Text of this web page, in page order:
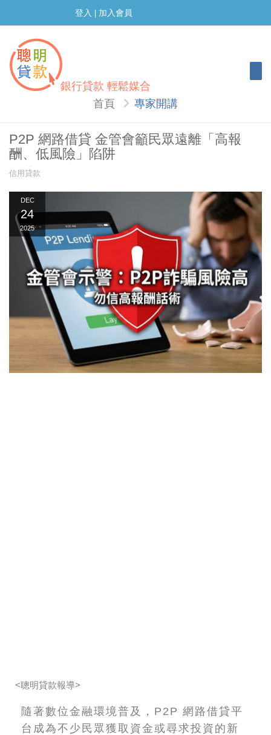
登入 加入會員
銀行貸款 輕鬆媒合
首頁 專家開講
P2P 網路借貸 金管會籲民眾遠離「高報
酬、低風險」陷阱
信用貸款
DEC
24
2025
<聰明貸款報導>
隨著數位金融環境普及，P2P 網路借貸平
台成為不少民眾獲取資金或尋求投資的新